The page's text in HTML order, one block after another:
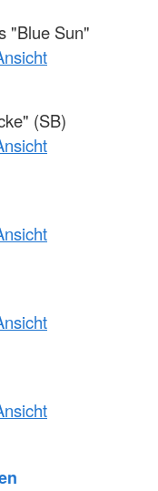
"Blue Sun"
(SB)